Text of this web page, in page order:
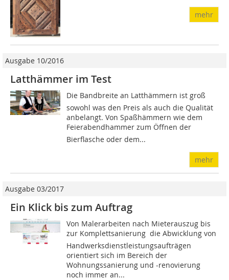
mehr
Ausgabe 10/2016
Latthämmer im Test
Die Bandbreite an Latthämmern ist groß 
sowohl was den Preis als auch die Qualität
anbelangt. Von Spaßhämmern wie dem
Feierabendhammer zum Öffnen der
Bierflasche oder dem...
mehr
Ausgabe 03/2017
Ein Klick bis zum Auftrag
Von Malerarbeiten nach Mieterauszug bis
zur Komplettsanierung  die Abwicklung von
Handwerksdienstleistungsaufträgen
orientiert sich im Bereich der
Wohnungssanierung und -renovierung
noch immer an...